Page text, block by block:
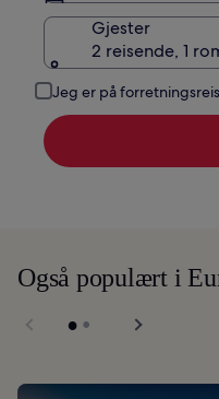
Gjester
2 reisende, 1
Jeg er på
Også populært i